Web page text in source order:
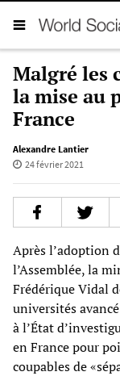
Malgré les
la mise au
France
Alexandre Lantier
24 février 2021
Après l’adoption
l’Assemblée, la
Frédérique Vidal
universités
à l’État
en France pour
coupables de